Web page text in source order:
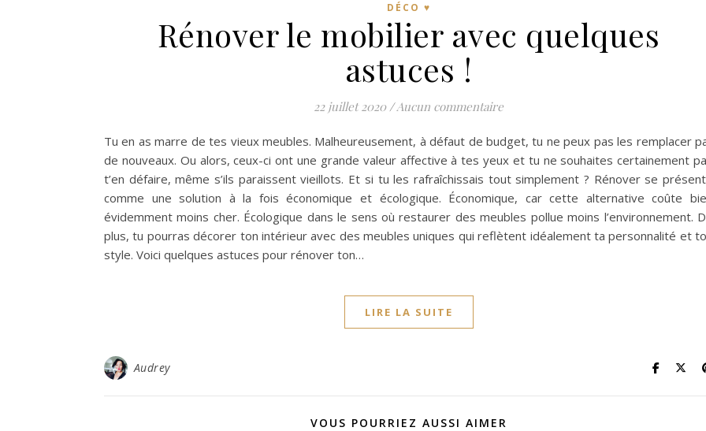
DÉCO ♥
Rénover le mobilier avec quelques
astuces !
22 juillet 2020 / Aucun commentaire
Tu en as marre de tes vieux meubles. Malheureusement, à défaut de budget, tu ne peux pas les remplacer
de nouveaux. Ou alors, ceux-ci ont une grande valeur affective à tes yeux et tu ne souhaites certainement
t’en défaire, même s’ils paraissent vieillots. Et si tu les rafraîchissais tout simplement ? Rénover se
comme une solution à la fois économique et écologique. Économique, car cette alternative coûte
évidemment moins cher. Écologique dans le sens où restaurer des meubles pollue moins l’environnement.
plus, tu pourras décorer ton intérieur avec des meubles uniques qui reflètent idéalement ta personnalité et
style. Voici quelques astuces pour rénover ton…
LIRE LA SUITE
Audrey
VOUS POURRIEZ AUSSI AIMER